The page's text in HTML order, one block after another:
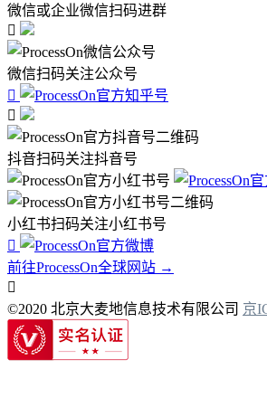
微信或企业微信扫码进群

微信扫码关注公众号


抖音扫码关注抖音号
小红书扫码关注小红书号

前往ProcessOn全球网站 →

©2020 北京大麦地信息技术有限公司 京